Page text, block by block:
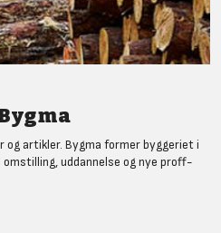
og artikler. Bygma former byggeriet i
omstilling, uddannelse og nye proff-